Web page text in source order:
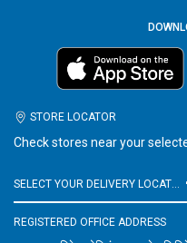
STORE LOCATOR
Check stores near your
SELECT YOUR DELIVERY LOCATION
REGISTERED OFFICE ADDRESS